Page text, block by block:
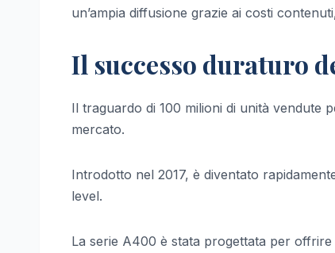
un’ampia diffusione grazie ai costi
Il successo duraturo
Il traguardo di 100 milioni di unità vendute
mercato.
Introdotto nel 2017, è diventato
level.
La serie A400 è stata progettata per offrire